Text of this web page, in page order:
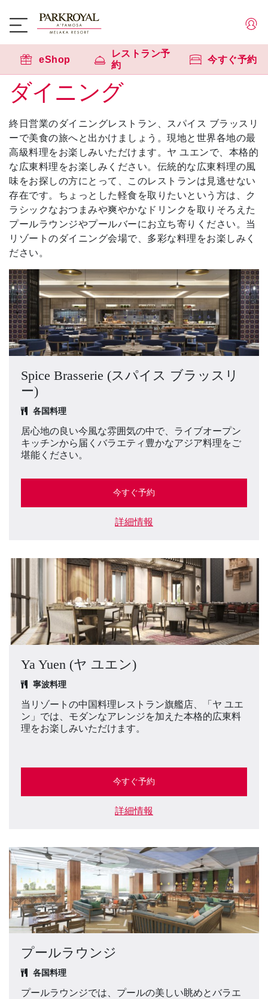
eShop
レストラン予
約
今すぐ予約
ダイニング
終日営業のダイニングレストラン、スパイス ブラッスリ
ーで美食の旅へと出かけましょう。現地と世界各地の最
高級料理をお楽しみいただけます。ヤ ユエンで、本格的
な広東料理をお楽しみください。伝統的な広東料理の風
味をお探しの方にとって、このレストランは見逃せない
存在です。ちょっとした軽食を取りたいという方は、ク
ラシックなおつまみや爽やかなドリンクを取りそろえた
プールラウンジやプールバーにお立ち寄りください。当
リゾートのダイニング会場で、多彩な料理をお楽しみく
ださい。
Spice Brasserie (スパイス ブラッスリ
ー)
各国料理
居心地の良い今風な雰囲気の中で、ライブオープン
キッチンから届くバラエティ豊かなアジア料理をご
堪能ください。
今すぐ予約
詳細情報
Ya Yuen (ヤ ユエン)
寧波料理
当リゾートの中国料理レストラン旗艦店、「ヤ ユエ
ン」では、モダンなアレンジを加えた本格的広東料
理をお楽しみいただけます。
今すぐ予約
詳細情報
プールラウンジ
各国料理
プールラウンジでは、プールの美しい眺めとバラエ